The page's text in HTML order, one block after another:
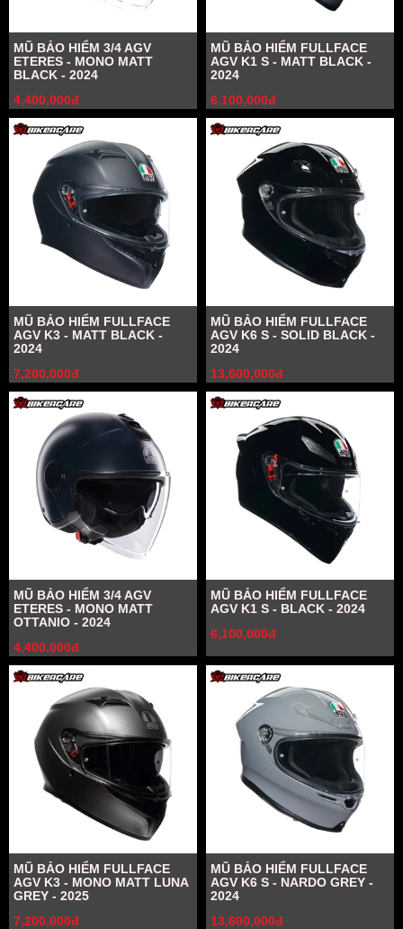
MŨ BẢO HIỂM 3/4 AGV
ETERES - MONO MATT
BLACK - 2024
4,400,000đ
MŨ BẢO HIỂM FULLFACE
AGV K1 S - MATT BLACK -
2024
6,100,000đ
MŨ BẢO HIỂM FULLFACE
AGV K3 - MATT BLACK -
2024
7,200,000đ
MŨ BẢO HIỂM FULLFACE
AGV K6 S - SOLID BLACK -
2024
13,600,000đ
MŨ BẢO HIỂM 3/4 AGV
ETERES - MONO MATT
OTTANIO - 2024
4,400,000đ
MŨ BẢO HIỂM FULLFACE
AGV K1 S - BLACK - 2024
6,100,000đ
MŨ BẢO HIỂM FULLFACE
AGV K3 - MONO MATT LUNA
GREY - 2025
7,200,000đ
MŨ BẢO HIỂM FULLFACE
AGV K6 S - NARDO GREY -
2024
13,600,000đ